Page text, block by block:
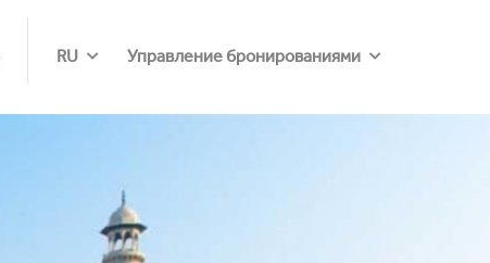
RU Управление бронированиями